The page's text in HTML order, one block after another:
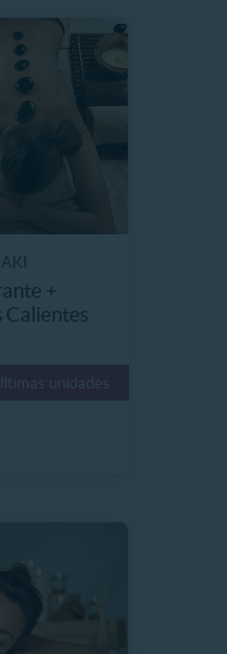
+
Calientes
Últimas unidades